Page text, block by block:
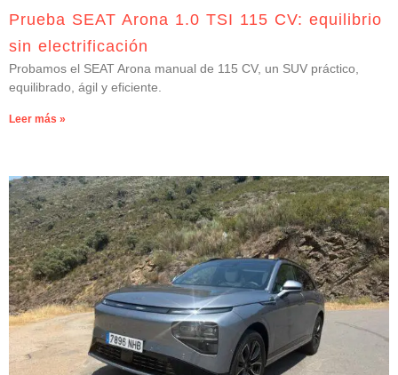
Prueba SEAT Arona 1.0 TSI 115 CV: equilibrio
sin electrificación
Probamos el SEAT Arona manual de 115 CV, un SUV práctico,
equilibrado, ágil y eficiente.
Leer más »